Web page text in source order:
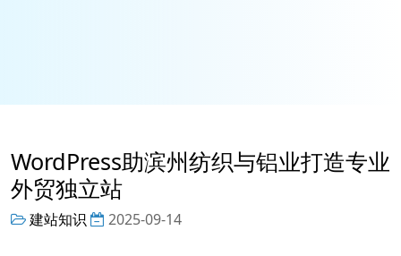
WordPress助滨州纺织与铝业打造专业
外贸独立站
建站知识 2025-09-14